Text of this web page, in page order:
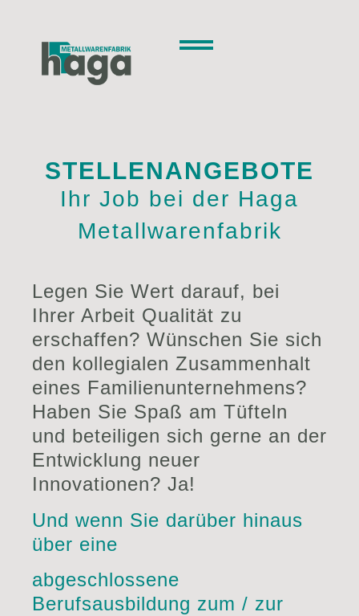
STELLENANGEBOTE
Ihr Job bei der Haga
Metallwarenfabrik
Legen Sie Wert darauf, bei
Ihrer Arbeit Qualität zu
erschaffen? Wünschen Sie sich
den kollegialen Zusammenhalt
eines Familienunternehmens?
Haben Sie Spaß am Tüfteln
und beteiligen sich gerne an der
Entwicklung neuer
Innovationen? Ja!
Und wenn Sie darüber hinaus
über eine
abgeschlossene
Berufsausbildung zum / zur